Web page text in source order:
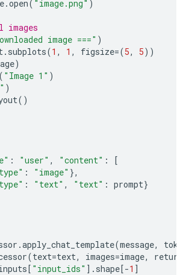
that one molecule of water
Structure and Bonding
the "formula" also describes
Water is a highly **polar**
Bonding:** The polarity allows
in Physics/Thermodynamics
to a physical formula, it
Heat Capacity:** The amount of
and Volume:** Equations relating
if you are asking for the basic
.open( "image.png" )
image ===" )
. subplots(1 , 1 , figsize=(5, 5))
)
( "Image 1" )
)
()
: "user" , "content" :
[
: "image" },
: "text" , "text" : prompt}
.apply_chat_template(message,
(text=text, images=image,
[ "input_ids" ] . shape[-1 ]